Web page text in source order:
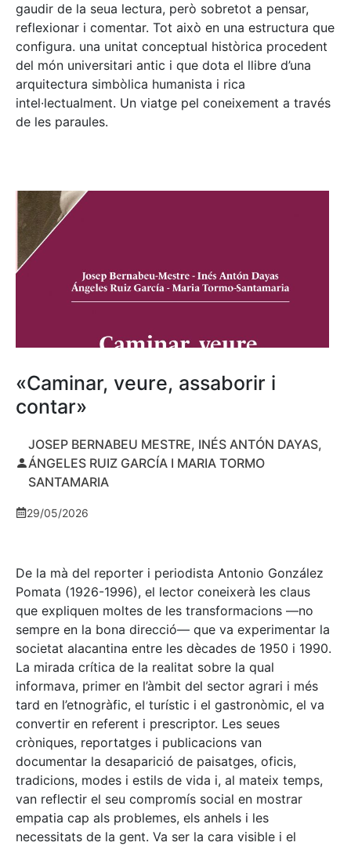
gaudir de la seua lectura, però sobretot a pensar,
reflexionar i comentar. Tot això en una estructura que
configura. una unitat conceptual històrica procedent
del món universitari antic i que dota el llibre d’una
arquitectura simbòlica humanista i rica
intel·lectualment. Un viatge pel coneixement a través
de les paraules.
«Caminar, veure, assaborir i
contar»
JOSEP BERNABEU MESTRE, INÉS ANTÓN DAYAS,
ÁNGELES RUIZ GARCÍA I MARIA TORMO
SANTAMARIA
29/05/2026
De la mà del reporter i periodista Antonio González
Pomata (1926-1996), el lector coneixerà les claus
que expliquen moltes de les transformacions —no
sempre en la bona direcció— que va experimentar la
societat alacantina entre les dècades de 1950 i 1990.
La mirada crítica de la realitat sobre la qual
informava, primer en l’àmbit del sector agrari i més
tard en l’etnogràfic, el turístic i el gastronòmic, el va
convertir en referent i prescriptor. Les seues
cròniques, reportatges i publicacions van
documentar la desaparició de paisatges, oficis,
tradicions, modes i estils de vida i, al mateix temps,
van reflectir el seu compromís social en mostrar
empatia cap als problemes, els anhels i les
necessitats de la gent. Va ser la cara visible i el